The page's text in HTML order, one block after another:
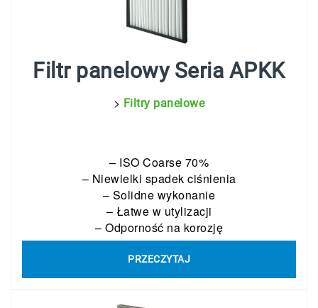
Filtr panelowy Seria APKK
> Filtry panelowe
– ISO Coarse 70%
– Niewielki spadek ciśnienia
– Solidne wykonanie
– Łatwe w utylizacji
– Odporność na korozję
PRZECZYTAJ